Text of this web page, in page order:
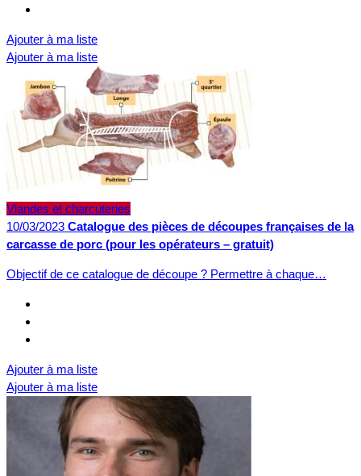
Ajouter à ma liste
Ajouter à ma liste
Viandes et charcuteries
10/03/2023 Catalogue des pièces de découpes françaises de la
carcasse de porc (pour les opérateurs – gratuit)
Objectif de ce catalogue de découpe ? Permettre à chaque…
Ajouter à ma liste
Ajouter à ma liste